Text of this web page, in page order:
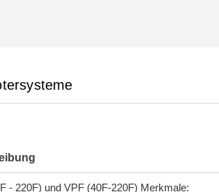
- 220F) und VPF (40F-220F) Merkmale: